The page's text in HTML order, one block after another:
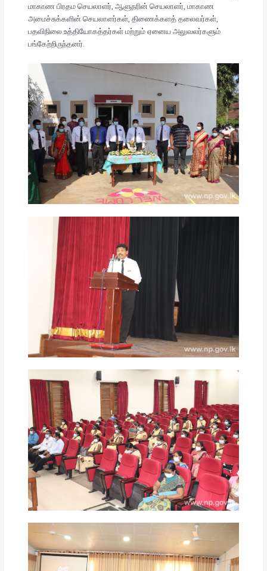
மாகாண பிரதம செயலாளர், ஆளுநரின் செயலாளர், மாகாண
அமைச்சுக்களின் செயலாளர்கள், திணைக்களத் தலைவர்கள்,
பதவிநிலை உத்தியோகத்தர்கள் மற்றும் ஏனைய அலுவலர்களும்
பங்கேற்றிருந்தனர்.